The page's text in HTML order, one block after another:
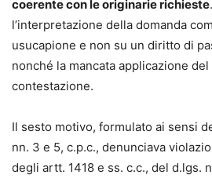
coerente con le originarie richieste
l’interpretazione della domanda
usucapione e non su un diritto di
nonché la mancata applicazione
contestazione.
Il sesto motivo, formulato ai sensi
nn. 3 e 5, c.p.c., denunciava
degli artt. 1418 e ss. c.c., del d.lgs.